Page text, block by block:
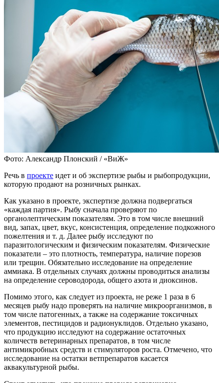
Фото: Александр Плонский / «ВиЖ»
Речь в проекте идет и об экспертизе рыбы и рыбопродукции,
которую продают на розничных рынках.
Как указано в проекте, экспертизе должна подвергаться
«каждая партия». Рыбу сначала проверяют по
органолептическим показателям. Это в том числе внешний
вид, запах, цвет, вкус, консистенция, определение подкожного
пожелтения и т. д. Далее рыбу исследуют по
паразитологическим и физическим показателям. Физические
показатели – это плотность, температура, наличие порезов
или трещин. Обязательно исследование на определение
аммиака. В отдельных случаях должны проводиться анализы
на определение сероводорода, общего азота и диоксинов.
Помимо этого, как следует из проекта, не реже 1 раза в 6
месяцев рыбу надо проверять на наличие микроорганизмов, в
том числе патогенных, а также на содержание токсичных
элементов, пестицидов и радионуклидов. Отдельно указано,
что продукцию исследуют на содержание остаточных
количеств ветеринарных препаратов, в том числе
антимикробных средств и стимуляторов роста. Отмечено, что
исследование на остатки ветпрепаратов касается
аквакультурной рыбы.